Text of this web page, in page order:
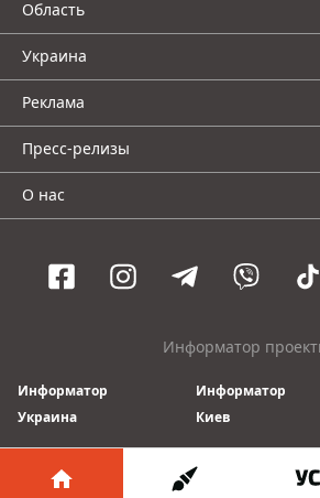
Область
Украина
Реклама
Пресс-релизы
О нас
Информатор
Информатор
Украина
Информатор
Киев
© 2016-2026